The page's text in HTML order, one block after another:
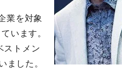
業を対象
います。
ストメン
ました。